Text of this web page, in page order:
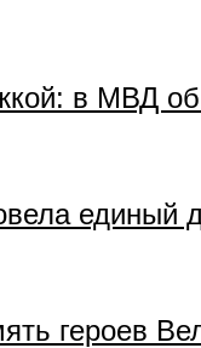
в МВД
героев